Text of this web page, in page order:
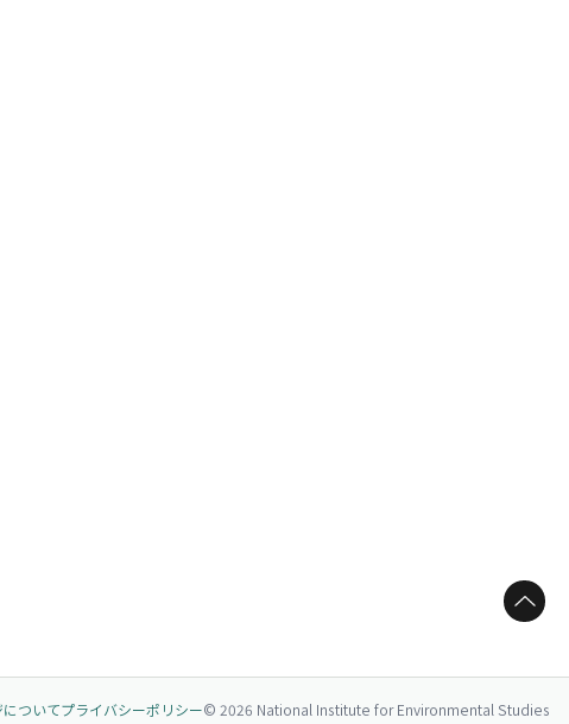
ページトップへ
ついてプライバシーポリシー© 2026 National Institute for Environmental Studies